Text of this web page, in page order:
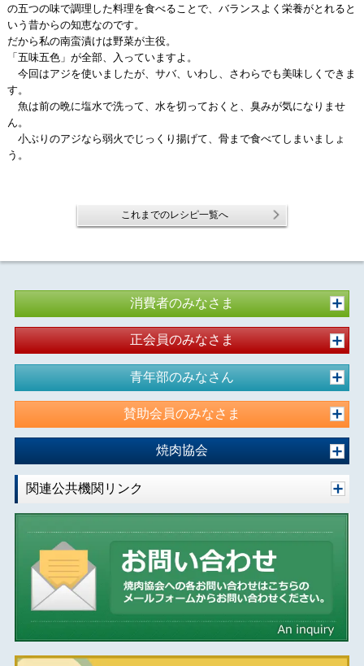
の五つの味で調理した料理を食べることで、バランスよく栄養がとれると
いう昔からの知恵なのです。
だから私の南蛮漬けは野菜が主役。
「五味五色」が全部、入っていますよ。
今回はアジを使いましたが、サバ、いわし、さわらでも美味しくできま
す。
魚は前の晩に塩水で洗って、水を切っておくと、臭みが気になりませ
ん。
小ぶりのアジなら弱火でじっくり揚げて、骨まで食べてしまいましょ
う。
これまでのレシピ一覧へ
消費者のみなさま
正会員のみなさま
青年部のみなさん
賛助会員のみなさま
焼肉協会
関連公共機関リンク